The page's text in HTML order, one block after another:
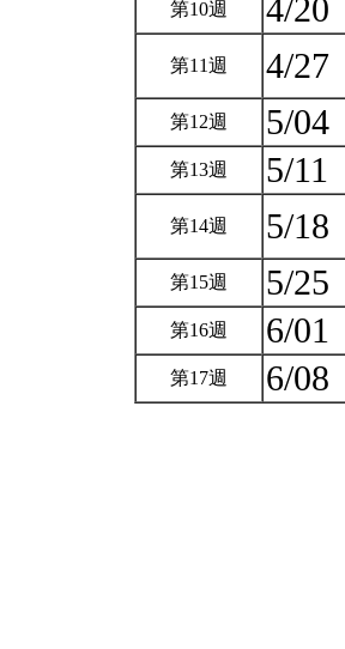
第10週 4/20
第11週 4/27
第12週 5/04
第13週 5/11
第14週 5/18
第15週 5/25
第16週 6/01
第17週 6/08